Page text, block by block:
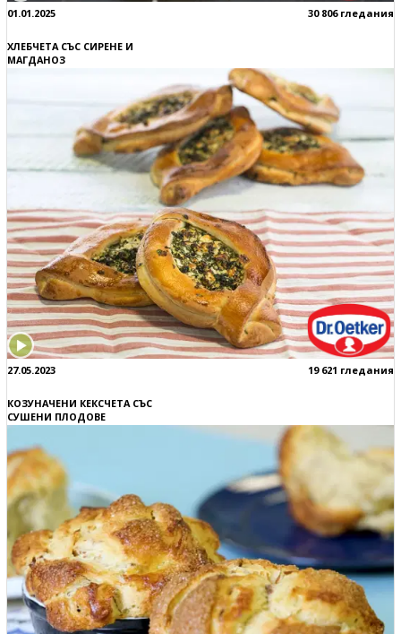
01.01.2025 30 806 гледания
ХЛЕБЧЕТА СЪС СИРЕНЕ И
МАГДАНОЗ
27.05.2023 19 621 гледания
КОЗУНАЧЕНИ КЕКСЧЕТА СЪС
СУШЕНИ ПЛОДОВЕ